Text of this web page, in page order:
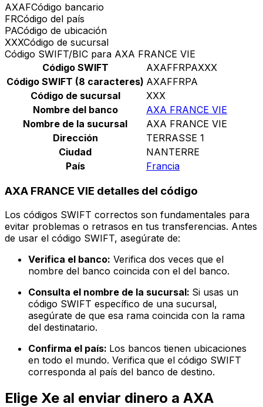
AXAFCódigo bancario
FRCódigo del país
PACódigo de ubicación
XXXCódigo de sucursal
Código SWIFT/BIC para AXA FRANCE VIE
Código SWIFT
AXAFFRPAXXX
Código SWIFT (8 caracteres) AXAFFRPA
Código de sucursal
XXX
Nombre del banco
AXA FRANCE VIE
Nombre de la sucursal
AXA FRANCE VIE
Dirección
TERRASSE 1
Ciudad
NANTERRE
País
Francia
AXA FRANCE VIE detalles del código
Los códigos SWIFT correctos son fundamentales para
evitar problemas o retrasos en tus transferencias. Antes
de usar el código SWIFT, asegúrate de:
Verifica el banco: Verifica dos veces que el
nombre del banco coincida con el del banco.
Consulta el nombre de la sucursal: Si usas un
código SWIFT específico de una sucursal,
asegúrate de que esa rama coincida con la rama
del destinatario.
Confirma el país: Los bancos tienen ubicaciones
en todo el mundo. Verifica que el código SWIFT
corresponda al país del banco de destino.
Elige Xe al enviar dinero a AXA